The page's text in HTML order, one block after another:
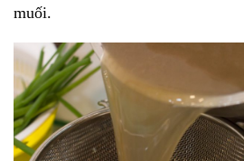
muối.